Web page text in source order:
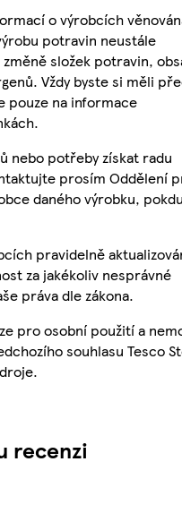
o výrobcích
potravin neustále
složek potravin,
Vždy byste si měli
pouze na informace
nebo potřeby získat radu
prosím Oddělení
daného výrobku,
pravidelně
za jakékoliv nesprávné
práva dle zákona.
pro osobní použití a
souhlasu Tesco
recenzi